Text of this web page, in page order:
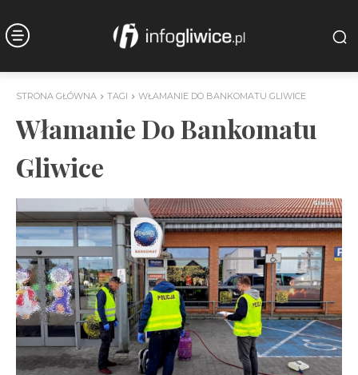
STRONA GŁÓWNA TAGI WŁAMANIE DO BANKOMATU GLIWICE
Włamanie Do Bankomatu
Gliwice